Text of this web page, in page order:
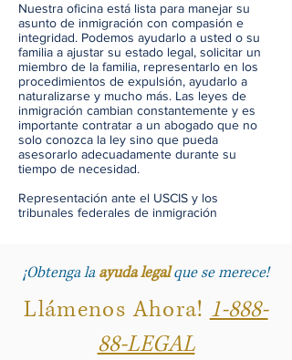
Nuestra oficina está lista para manejar su
asunto de inmigración con compasión e
integridad. Podemos ayudarlo a usted o su
familia a ajustar su estado legal, solicitar un
miembro de la familia, representarlo en los
procedimientos de expulsión, ayudarlo a
naturalizarse y mucho más. Las leyes de
inmigración cambian constantemente y es
importante contratar a un abogado que no
solo conozca la ley sino que pueda
asesorarlo adecuadamente durante su
tiempo de necesidad.
Representación ante el USCIS y los
tribunales federales de inmigración
¡Obtenga laayuda legalque se merece!
Llámenos Ahora! 1-888-
88-LEGAL